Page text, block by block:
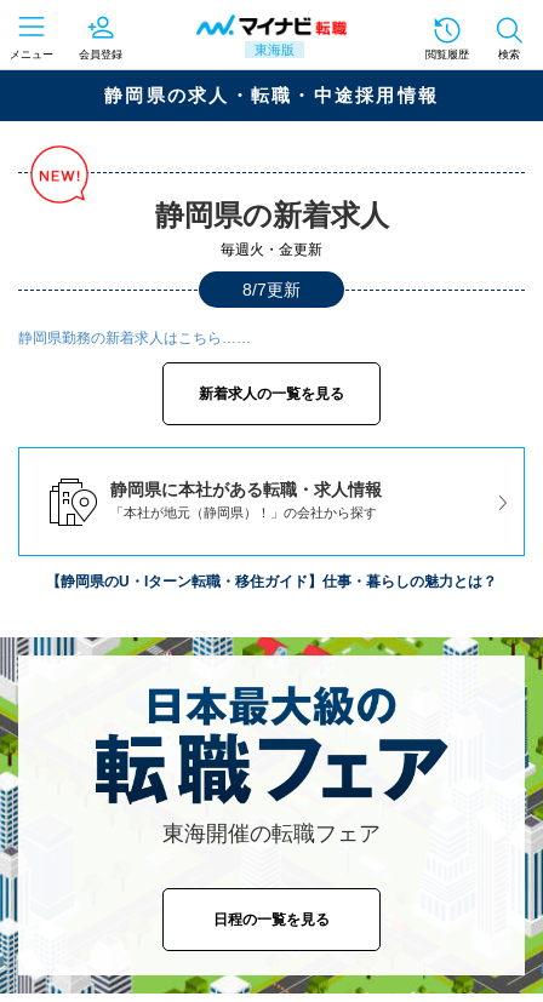
東海版
メニュー 会員登録 閲覧履歴 検索
静岡県の求人・転職・中途採用情報
静岡県の新着求人
毎週火・金更新
8/7更新
静岡県勤務の新着求人はこちら……
新着求人の一覧を見る
静岡県に本社がある転職・求人情報
「本社が地元（静岡県）！」の会社から探す
【静岡県のU・Iターン転職・移住ガイド】仕事・暮らしの魅力とは？
東海開催の転職フェア
日程の一覧を見る